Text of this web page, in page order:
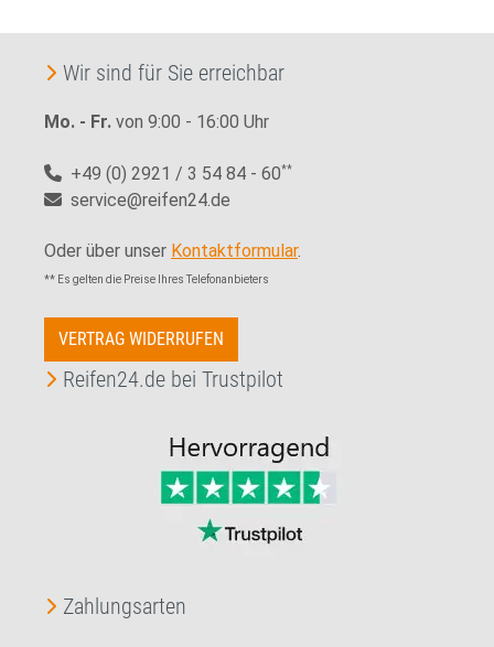
Wir sind für Sie erreichbar
Mo. - Fr. von 9:00 - 16:00 Uhr
+49 (0) 2921 / 3 54 84 - 60**
service@reifen24.de
Oder über unser Kontaktformular.
** Es gelten die Preise Ihres Telefonanbieters
VERTRAG WIDERRUFEN
Reifen24.de bei Trustpilot
Zahlungsarten